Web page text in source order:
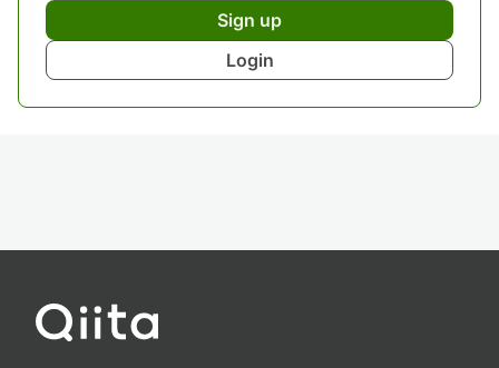
Sign up
Login